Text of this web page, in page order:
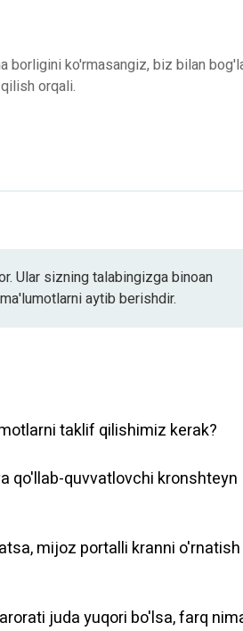
borligini ko'rmasangiz, biz bilan
orqali.
Ular sizning talabingizga binoan
aytib berishdir.
taklif qilishimiz kerak?
qo'llab-quvvatlovchi kronshteyn
mijoz portalli kranni
juda yuqori bo'lsa, farq